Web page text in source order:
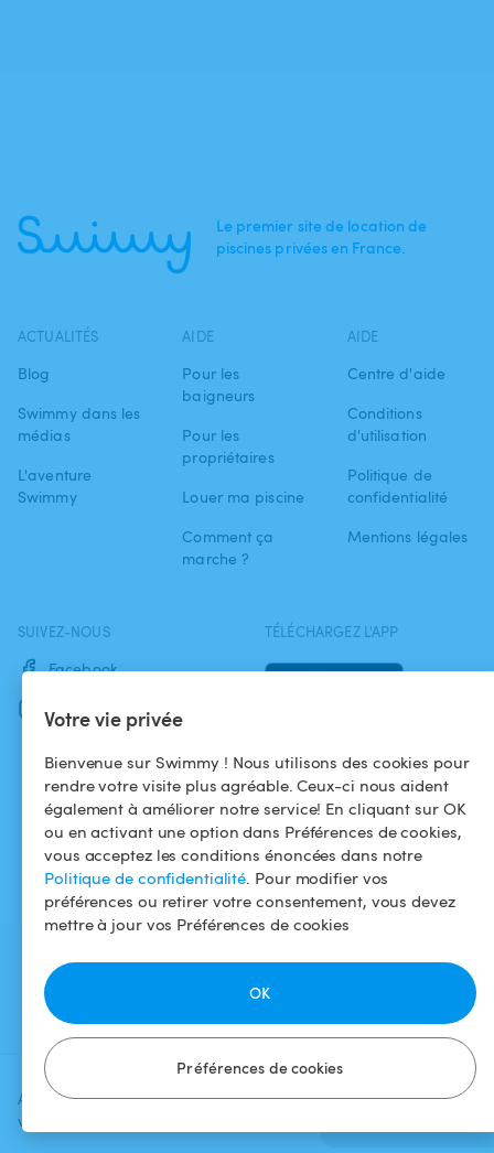
Votre vie privée
Bienvenue sur Swimmy ! Nous utilisons des cookies pour
rendre votre visite plus agréable. Ceux-ci nous aident
également à améliorer notre service! En cliquant sur OK
ou en activant une option dans Préférences de cookies,
vous acceptez les conditions énoncées dans notre
Politique de confidentialité. Pour modifier vos
préférences ou retirer votre consentement, vous devez
mettre à jour vos Préférences de cookies
Préférences de cookies
OK
Ajoutez une date et un créneau pour
voir le prix
Vérifier la
Le premier site de location de
piscines privées en France.
ACTUALITÉS
Blog
Swimmy dans les
médias
L'aventure
Swimmy
AIDE
Pour les
baigneurs
Pour les
propriétaires
Louer ma piscine
Comment ça
marche ?
AIDE
Centre d'aide
Conditions
d'utilisation
Politique de
confidentialité
Mentions légales
SUIVEZ-NOUS
Facebook
Instagram
TÉLÉCHARGEZ L'APP